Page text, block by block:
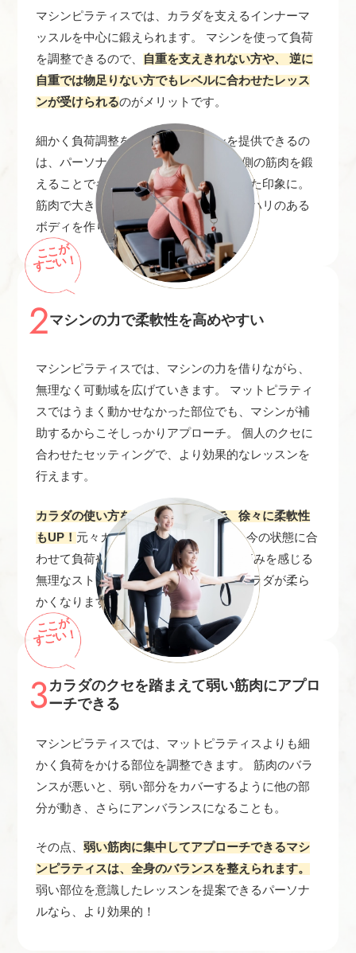
マシンピラティスでは、カラダを支えるインナーマ
ッスルを中心に鍛えられます。 マシンを使って負荷
を調整できるので、
自重を支えきれない方や、 逆に
自重では物足りない方でもレベルに合わせたレッス
ンが受けられるのがメリットです。
細かく負荷調整をしながらレッスンを提供できるの
は、パーソナルならでは。 カラダの内側の筋肉を鍛
えることでギュッと引き締まり、凛とした印象に。
筋肉で大きく見た目を肥大させず、メリハリのある
ボディを作りたい方にはぴったりです。
ここが
すごい！
2マシンの力で柔軟性を高めやすい
マシンピラティスでは、マシンの力を借りながら、
無理なく可動域を広げていきます。 マットピラティ
スではうまく動かせなかった部位でも、マシンが補
助するからこそしっかりアプローチ。 個人のクセに
合わせたセッティングで、より効果的なレッスンを
行えます。
カラダの使い方を覚えていくことで、徐々に柔軟性
もUP！ 元々カラダが硬かった方でも、 今の状態に合
わせて負荷や動きを調整できるので、 痛みを感じる
無理なストレッチをしなくても徐々にカラダが柔ら
かくなります。
ここが
すごい！
3 カラダのクセを踏まえて弱い筋肉にアプロ
ーチできる
マシンピラティスでは、マットピラティスよりも細
かく負荷をかける部位を調整できます。 筋肉のバラ
ンスが悪いと、弱い部分をカバーするように他の部
分が動き、さらにアンバランスになることも。
その点、 弱い筋肉に集中してアプローチできるマシ
ンピラティスは、全身のバランスを整えられます。
弱い部位を意識したレッスンを提案できるパーソナ
ルなら、より効果的！